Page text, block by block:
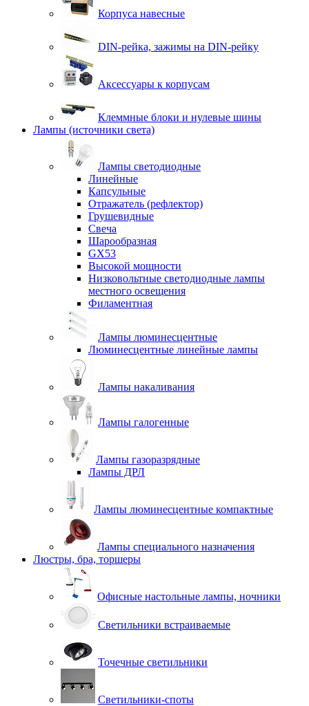
Корпуса навесные
DIN-рейка, зажимы на DIN-рейку
Аксессуары к корпусам
Клеммные блоки и нулевые шины
Лампы (источники света)
Лампы светодиодные
Линейные
Капсульные
Отражатель (рефлектор)
Грушевидные
Свеча
Шарообразная
GX53
Высокой мощности
Низковольтные светодиодные лампы
местного освещения
Филаментная
Лампы люминесцентные
Люминесцентные линейные лампы
Лампы накаливания
Лампы галогенные
Лампы газоразрядные
Лампы ДРЛ
Лампы люминесцентные компактные
Лампы специального назначения
Люстры, бра, торшеры
Офисные настольные лампы, ночники
Светильники встраиваемые
Точечные светильники
Светильники-споты